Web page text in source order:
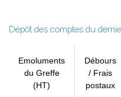
Dépôt des comptes du
Emoluments
du Greffe
(HT)
Débours
/ Frais
postaux